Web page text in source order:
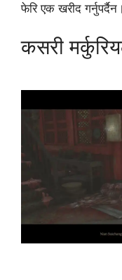
फेरि एक खरीद गर्नुपर्दैन।
कसरी